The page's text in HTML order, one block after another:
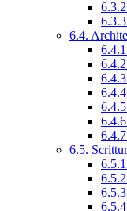
6.4.
6.5.